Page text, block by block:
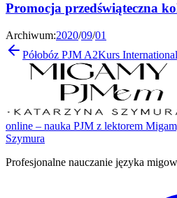
Promocja przedświąteczna
Archiwum:2020/09/01
Półobóz PJM A2Kurs
online – nauka PJM z lektorem
Szymura
Profesjonalne nauczanie języka